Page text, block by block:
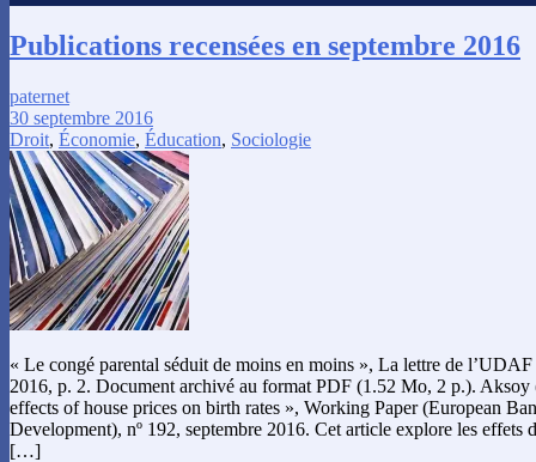
Publications recensées en septembre 2016
paternet
30 septembre 2016
Droit, Économie, Éducation, Sociologie
« Le congé parental séduit de moins en moins », La lettre de
2016, p. 2. Document archivé au format PDF (1.52 Mo, 2 p.).
effects of house prices on birth rates », Working Paper (European
Development), nº 192, septembre 2016. Cet article explore les effets
[…]